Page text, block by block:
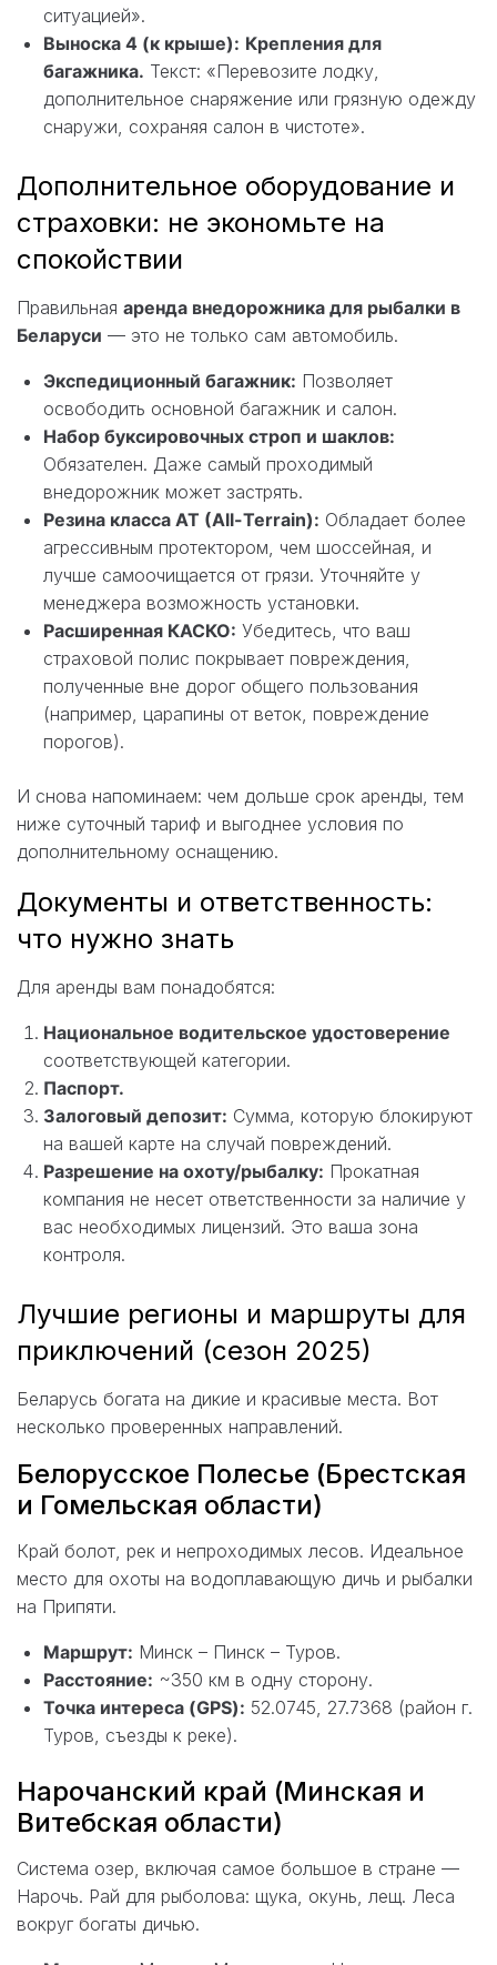
ситуацией».
Выноска 4 (к крыше): Крепления для
багажника. Текст: «Перевозите лодку,
дополнительное снаряжение или грязную одежду
снаружи, сохраняя салон в чистоте».
Дополнительное оборудование и
страховки: не экономьте на
спокойствии
Правильная аренда внедорожника для рыбалки в
Беларуси — это не только сам автомобиль.
Экспедиционный багажник: Позволяет
освободить основной багажник и салон.
Набор буксировочных строп и шаклов:
Обязателен. Даже самый проходимый
внедорожник может застрять.
Резина класса АТ (All-Terrain): Обладает более
агрессивным протектором, чем шоссейная, и
лучше самоочищается от грязи. Уточняйте у
менеджера возможность установки.
Расширенная КАСКО: Убедитесь, что ваш
страховой полис покрывает повреждения,
полученные вне дорог общего пользования
(например, царапины от веток, повреждение
порогов).
И снова напоминаем: чем дольше срок аренды, тем
ниже суточный тариф и выгоднее условия по
дополнительному оснащению.
Документы и ответственность:
что нужно знать
Для аренды вам понадобятся:
Национальное водительское удостоверение
соответствующей категории.
Паспорт.
Залоговый депозит: Сумма, которую блокируют
на вашей карте на случай повреждений.
Разрешение на охоту/рыбалку: Прокатная
компания не несет ответственности за наличие у
вас необходимых лицензий. Это ваша зона
контроля.
Лучшие регионы и маршруты для
приключений (сезон 2025)
Беларусь богата на дикие и красивые места. Вот
несколько проверенных направлений.
Белорусское Полесье (Брестская
и Гомельская области)
Край болот, рек и непроходимых лесов. Идеальное
место для охоты на водоплавающую дичь и рыбалки
на Припяти.
Маршрут: Минск – Пинск – Туров.
Расстояние: ~350 км в одну сторону.
Точка интереса (GPS): 52.0745, 27.7368 (район г.
Туров, съезды к реке).
Нарочанский край (Минская и
Витебская области)
Система озер, включая самое большое в стране —
Нарочь. Рай для рыболова: щука, окунь, лещ. Леса
вокруг богаты дичью.